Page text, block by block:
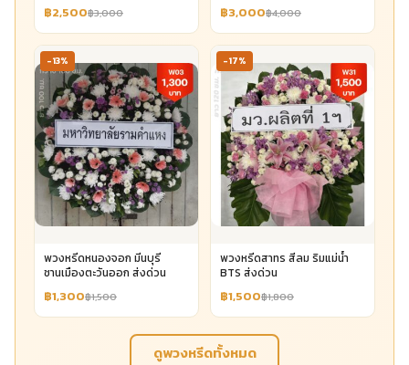
฿2,500฿3,000 ฿3,000฿4,000
-13%
พวงหรีดหนองจอก มีนบุรี
ชานเมืองตะวันออก ส่งด่วน
฿1,300฿1,500
-17%
พวงหรีดสาทร สีลม ริมแม่น้ำ
BTS ส่งด่วน
฿1,500฿1,800
ดูพวงหรีดทั้งหมด